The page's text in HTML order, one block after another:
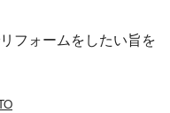
フォームをしたい旨を